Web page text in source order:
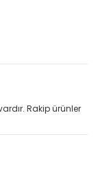
Rakip ürünler